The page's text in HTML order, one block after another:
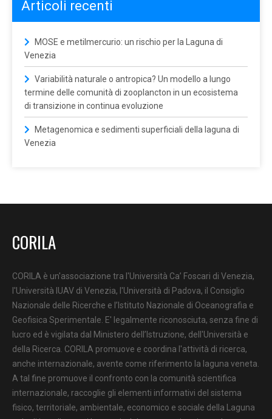
Articoli recenti
MOSE e metilmercurio: un rischio per la Laguna di
Venezia
Variabilità naturale o antropica? Un modello a lungo
termine delle comunità di zooplancton in un ecosistema
di transizione in continua evoluzione
Metagenomica e sedimenti superficiali della laguna di
Venezia
CORILA
CORILA è un'associazione tra l'Università Ca’ Foscari di Venezia,
l'Università IUAV di Venezia, l'Università di Padova, il Consiglio
Nazionale delle Ricerche e l’Istituto Nazionale di Oceanografia e
Geofisica Sperimentale. E' legalmente riconosciuta, senza fine di
lucro ed è vigilata dal Ministero dell’Istruzione, dell'Università e
della Ricerca. CORILA promuove e coordina l'attività di ricerca,
anche internazionale, avente come riferimento la laguna veneta.
A tal fine promuove il confronto con la comunità scientifica
internazionale, raccoglie gli elementi informativi del sistema
fisico, territoriale, ambientale, economico e sociale della Laguna